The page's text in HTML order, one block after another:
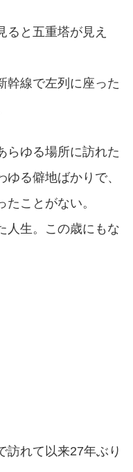
ると五重塔が見え
幹線で左列に座った
らゆる場所に訪れた
る僻地ばかりで、
ことがない。
人生。この歳にもな
訪れて以来27年ぶり